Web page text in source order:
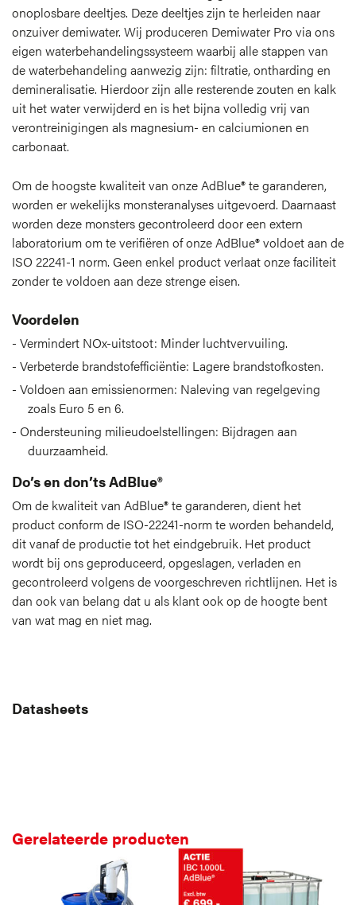
onoplosbare deeltjes. Deze deeltjes zijn te herleiden naar
onzuiver demiwater. Wij produceren Demiwater Pro via ons
eigen waterbehandelingssysteem waarbij alle stappen van
de waterbehandeling aanwezig zijn: filtratie, ontharding en
demineralisatie. Hierdoor zijn alle resterende zouten en kalk
uit het water verwijderd en is het bijna volledig vrij van
verontreinigingen als magnesium- en calciumionen en
carbonaat.
Om de hoogste kwaliteit van onze AdBlue® te garanderen,
worden er wekelijks monsteranalyses uitgevoerd. Daarnaast
worden deze monsters gecontroleerd door een extern
laboratorium om te verifiëren of onze AdBlue® voldoet aan de
ISO 22241-1 norm. Geen enkel product verlaat onze faciliteit
zonder te voldoen aan deze strenge eisen.
Voordelen
Vermindert NOx-uitstoot: Minder luchtvervuiling.
Verbeterde brandstofefficiëntie: Lagere brandstofkosten.
Voldoen aan emissienormen: Naleving van regelgeving
zoals Euro 5 en 6.
Ondersteuning milieudoelstellingen: Bijdragen aan
duurzaamheid.
Do’s en don’ts AdBlue®
Om de kwaliteit van AdBlue® te garanderen, dient het
product conform de ISO-22241-norm te worden behandeld,
dit vanaf de productie tot het eindgebruik. Het product
wordt bij ons geproduceerd, opgeslagen, verladen en
gecontroleerd volgens de voorgeschreven richtlijnen. Het is
dan ook van belang dat u als klant ook op de hoogte bent
van wat mag en niet mag.
Datasheets
Gerelateerde producten